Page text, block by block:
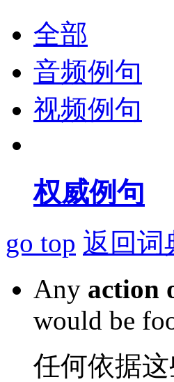
全部
音频例句
视频例句
权威例句
go top 返回词
Any action
would be
任何依据